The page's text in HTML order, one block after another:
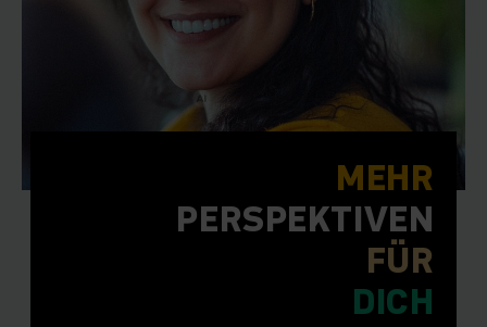
MEHR
PERSPEKTIVEN
FÜR
DICH